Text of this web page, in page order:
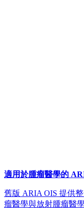
適用於腫瘤醫學的
舊版 ARIA OIS 提供
瘤醫學與放射腫瘤醫